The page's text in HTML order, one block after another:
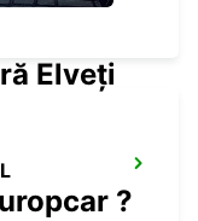
Elveția
?